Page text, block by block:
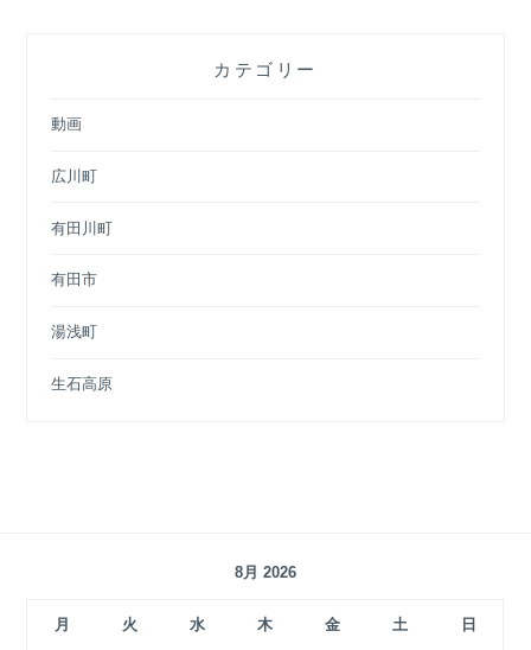
カテゴリー
動画
広川町
有田川町
有田市
湯浅町
生石高原
8月 2026
月 火 水 木 金 土 日